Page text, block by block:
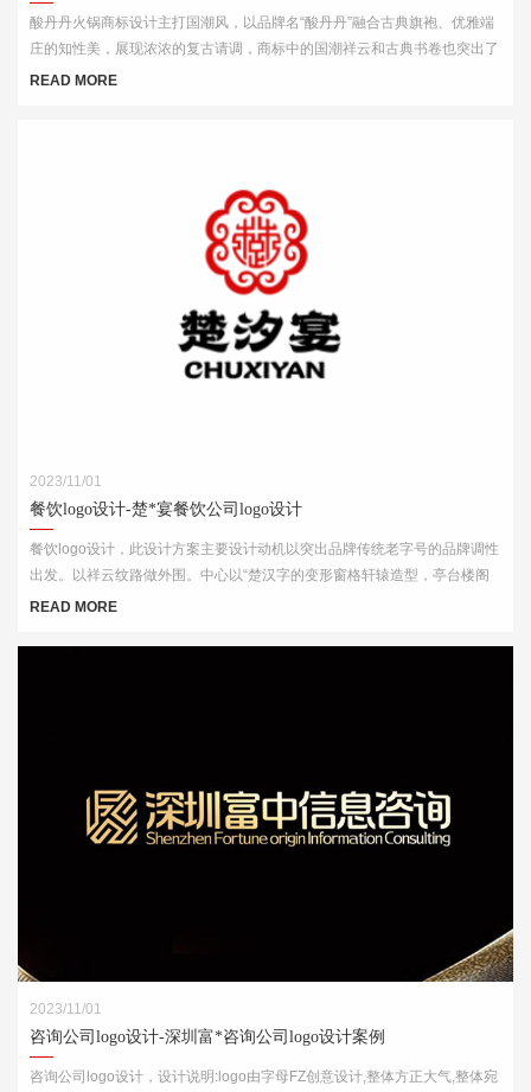
酸丹丹火锅商标设计主打国潮风，以品牌名“酸丹丹”融合古典旗袍、优雅端
庄的知性美，展现浓浓的复古请调，商标中的国潮祥云和古典书卷也突出了
中式元素，“祥云”又代表了吉祥，喜庆，幸福，更有人间烟火的气息，象征
READ MORE
2023/11/01
餐饮logo设计-楚*宴餐饮公司logo设计
餐饮logo设计，此设计方案主要设计动机以突出品牌传统老字号的品牌调性
出发。以祥云纹路做外围。中心以“楚汉字的变形窗格轩辕造型，亭台楼阁
酒肆的视觉印象，链接企业的行业特征
READ MORE
2023/11/01
咨询公司logo设计-深圳富*咨询公司logo设计案例
咨询公司logo设计，设计说明:logo由字母FZ创意设计,整体方正大气,整体宛